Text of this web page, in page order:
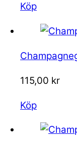
Köp
115,00 kr
Köp